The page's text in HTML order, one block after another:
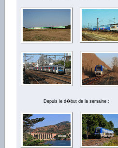
Depuis le d�but de la semaine :